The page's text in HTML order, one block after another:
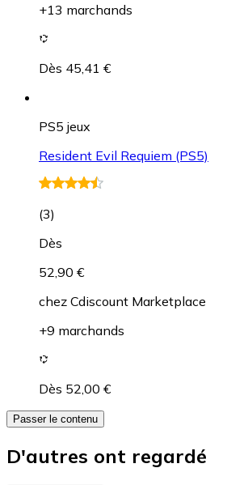
+13 marchands
Dès 45,41 €
PS5 jeux
Resident Evil Requiem (PS5)
(3)
Dès
52,90 €
chez Cdiscount Marketplace
+9 marchands
Dès 52,00 €
Passer le contenu
D'autres ont regardé